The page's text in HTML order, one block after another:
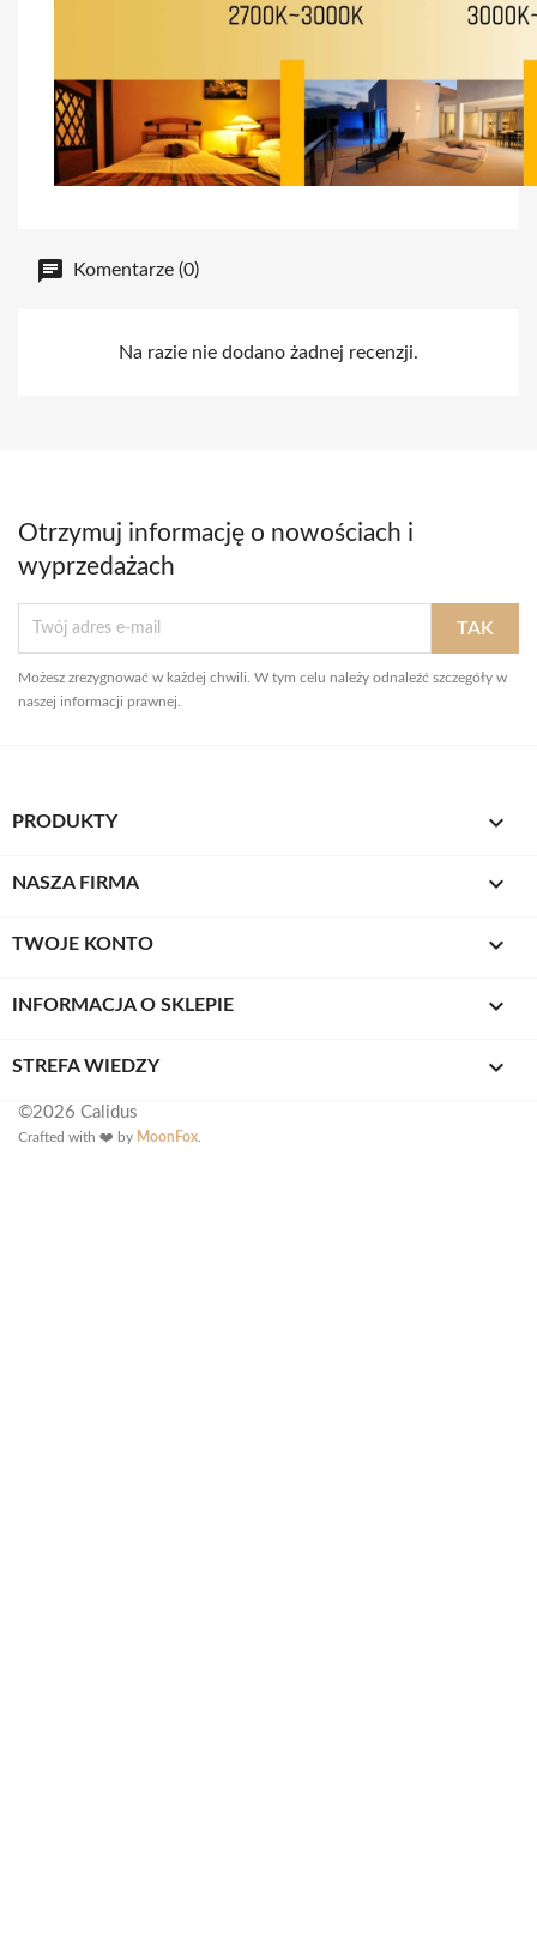
Komentarze (0)
Na razie nie dodano żadnej recenzji.
Otrzymuj informację o nowościach i
wyprzedażach
Możesz zrezygnować w każdej chwili. W tym celu należy odnaleźć szczegóły w
naszej informacji prawnej.
PRODUKTY 
NASZA FIRMA 
TWOJE KONTO 
INFORMACJA O SKLEPIE keyboard_arrow_down
STREFA WIEDZY 
©2026 Calidus
Crafted with ❤️ by MoonFox